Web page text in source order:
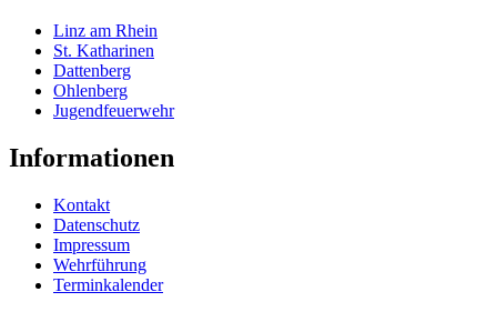
Linz am Rhein
St. Katharinen
Dattenberg
Ohlenberg
Jugendfeuerwehr
Informationen
Kontakt
Datenschutz
Impressum
Wehrführung
Terminkalender